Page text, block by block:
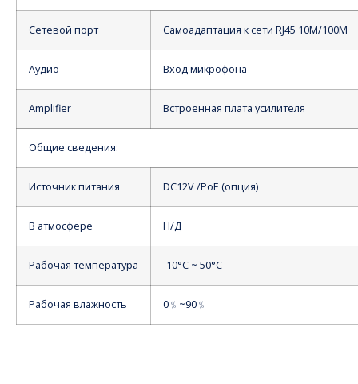
Сетевой порт Самоадаптация к сети RJ45 10M/100M
Аудио Вход микрофона
Amplifier Встроенная плата усилителя
Общие сведения:
Источник питания DC12V /PoE (опция)
В атмосфере Н/Д
Рабочая температура -10°С ~ 50°С
Рабочая влажность 0﹪~90﹪